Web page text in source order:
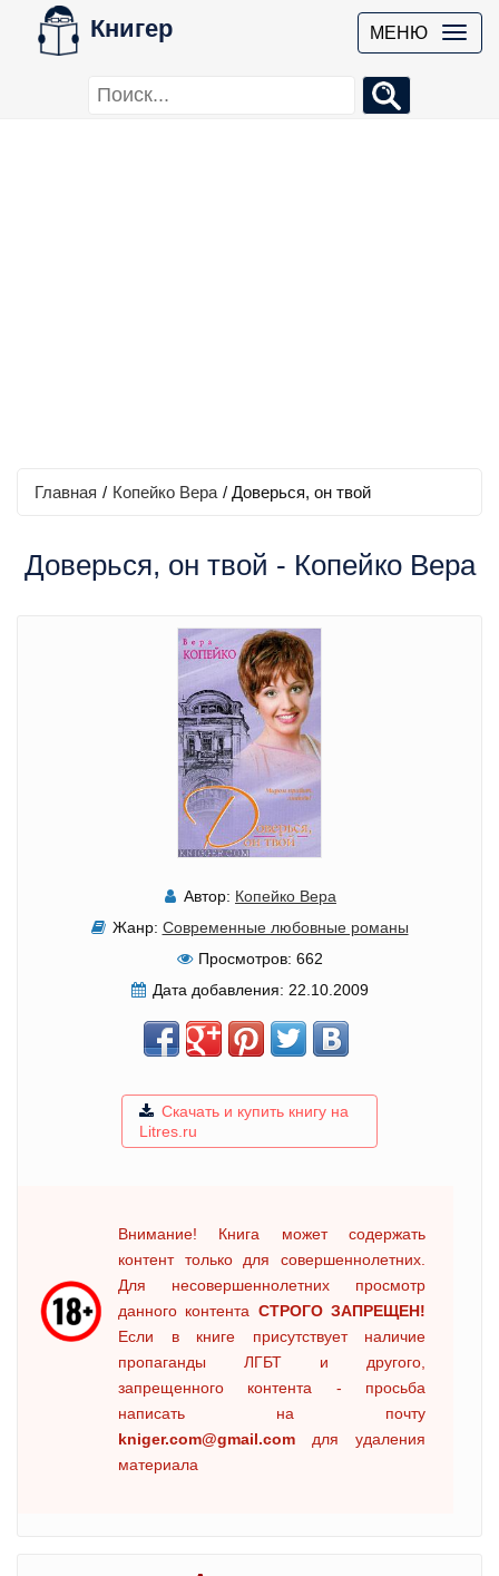
Книгер МЕНЮ
Главная / Копейко Вера / Доверься, он твой
Доверься, он твой - Копейко Вера
Автор: Копейко Вера
Жанр: Современные любовные романы
Просмотров: 662
Дата добавления: 22.10.2009
Скачать и купить книгу на
Litres.ru
Внимание! Книга может содержать
контент только для совершеннолетних.
Для несовершеннолетних просмотр
данного контента СТРОГО ЗАПРЕЩЕН!
Если в книге присутствует наличие
пропаганды ЛГБТ и другого,
запрещенного контента - просьба
написать на почту
kniger.com@gmail.com для удаления
материала